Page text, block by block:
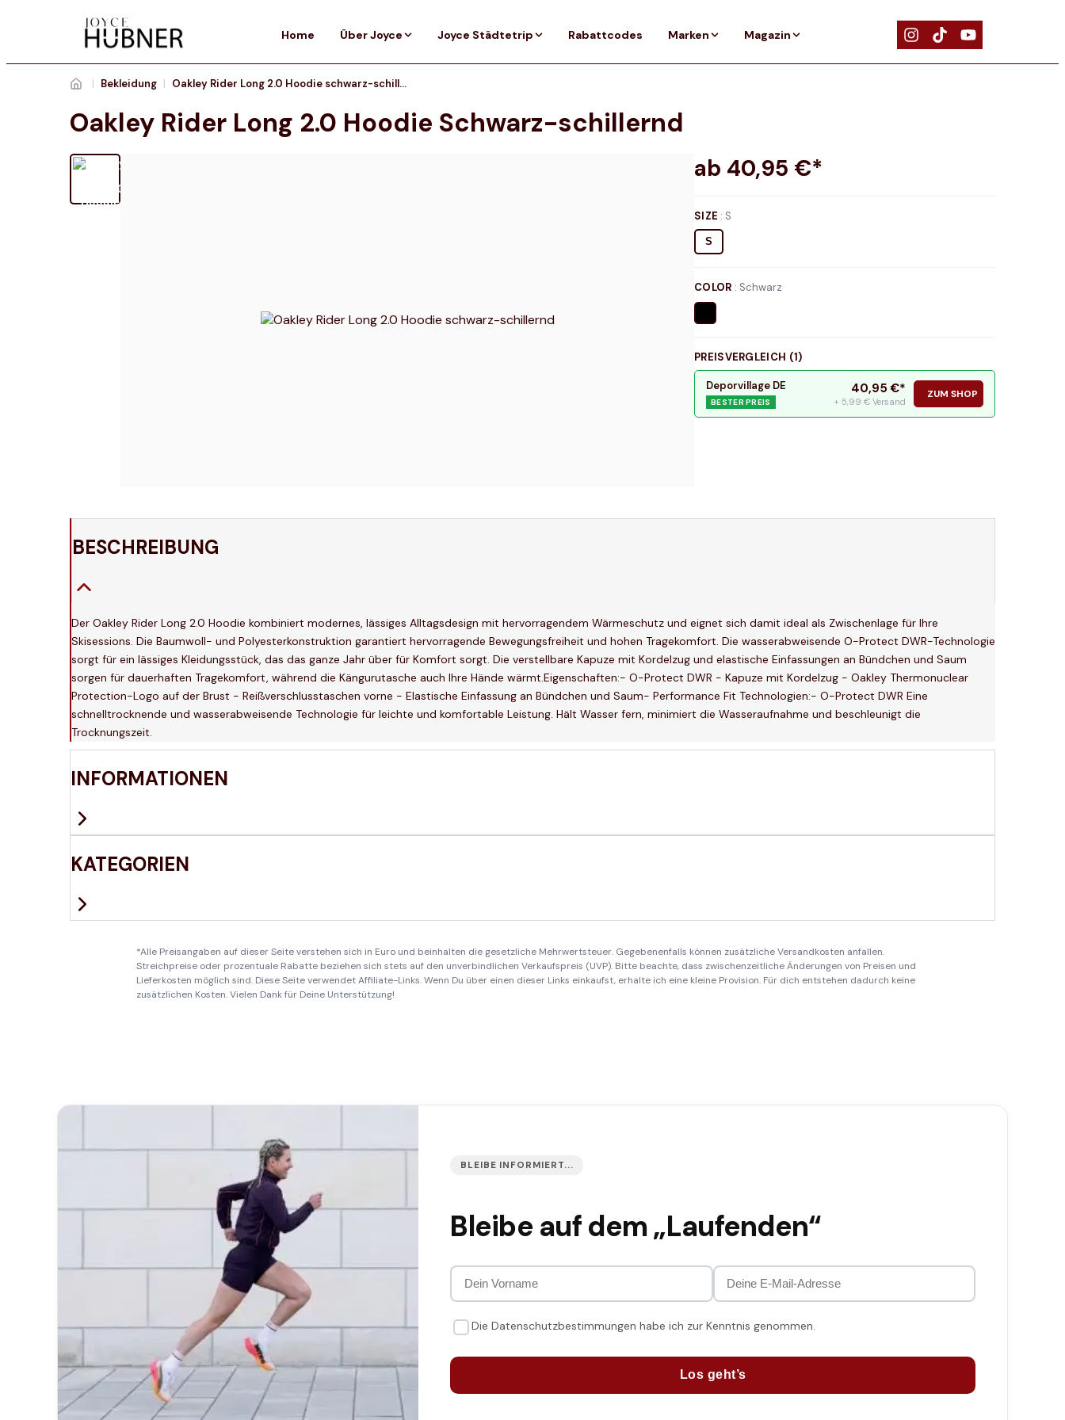
Home Über Joyce Joyce Städtetrip Rabattcodes Marken Magazin
| Bekleidung | Oakley Rider Long 2.0 Hoodie schwarz-schillernd
Oakley Rider Long 2.0 Hoodie Schwarz-schillernd
ab 40,95 €*
SIZE : S
S
COLOR : Schwarz
PREISVERGLEICH (1)
Deporvillage DE
BESTER PREIS
40,95 €*
+ 5,99 € Versand
ZUM SHOP
BESCHREIBUNG
Der Oakley Rider Long 2.0 Hoodie kombiniert modernes, lässiges Alltagsdesign mit hervorragendem Wärmeschutz und eignet sich damit ideal als Zwischenlage für Ihre
Skisessions. Die Baumwoll- und Polyesterkonstruktion garantiert hervorragende Bewegungsfreiheit und hohen Tragekomfort. Die wasserabweisende O-Protect DWR-Technologie
sorgt für ein lässiges Kleidungsstück, das das ganze Jahr über für Komfort sorgt. Die verstellbare Kapuze mit Kordelzug und elastische Einfassungen an Bündchen und Saum
sorgen für dauerhaften Tragekomfort, während die Kängurutasche auch Ihre Hände wärmt.Eigenschaften:- O-Protect DWR - Kapuze mit Kordelzug - Oakley Thermonuclear
Protection-Logo auf der Brust - Reißverschlusstaschen vorne - Elastische Einfassung an Bündchen und Saum- Performance Fit Technologien:- O-Protect DWR Eine
schnelltrocknende und wasserabweisende Technologie für leichte und komfortable Leistung. Hält Wasser fern, minimiert die Wasseraufnahme und beschleunigt die
Trocknungszeit.
INFORMATIONEN
KATEGORIEN
*Alle Preisangaben auf dieser Seite verstehen sich in Euro und beinhalten die gesetzliche Mehrwertsteuer. Gegebenenfalls können zusätzliche Versandkosten anfallen.
Streichpreise oder prozentuale Rabatte beziehen sich stets auf den unverbindlichen Verkaufspreis (UVP). Bitte beachte, dass zwischenzeitliche Änderungen von Preisen und
Lieferkosten möglich sind. Diese Seite verwendet Affiliate-Links. Wenn Du über einen dieser Links einkaufst, erhalte ich eine kleine Provision. Für dich entstehen dadurch keine
zusätzlichen Kosten. Vielen Dank für Deine Unterstützung!
BLEIBE INFORMIERT...
Bleibe auf dem „Laufenden“
Die Datenschutzbestimmungen habe ich zur Kenntnis genommen.
Los geht’s